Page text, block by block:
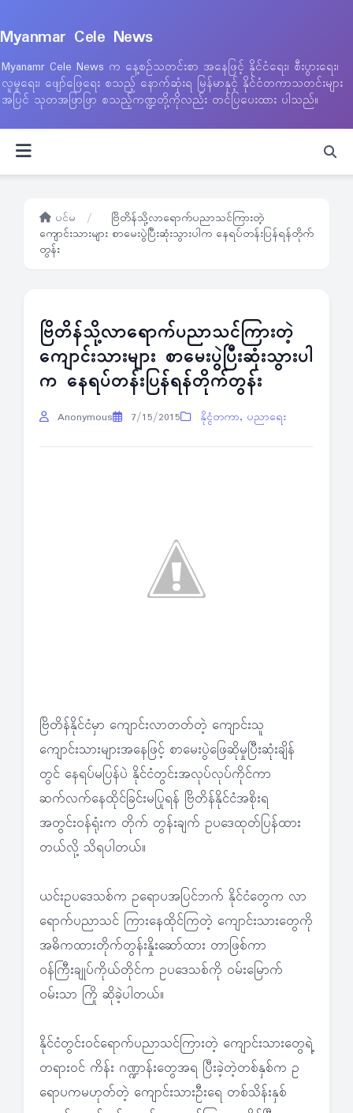
Myanmar Cele News
Myanamr Cele News က နေ့စဉ်သတင်းစာ အနေဖြင့် နိုင်ငံရေး၊ စီးပွားရေး၊
လူမှုရေး၊ ဖျော်ဖြေရေး စသည့် နောက်ဆုံးရ မြန်မာနှင့် နိုင်ငံတကာသတင်းများ
အပြင် သုတအဖြာဖြာ စသည့်ကဏ္ဍတို့ကိုလည်း တင်ပြပေးထား ပါသည်။
ပင်မ /
ဗြိတိန်သို့လာရောက်ပညာသင်ကြားတဲ့
ကျောင်းသားများ စာမေးပွဲပြီးဆုံးသွားပါက နေရပ်တန်းပြန်ရန်တိုက်
တွန်း
ဗြိတိန်သို့လာရောက်ပညာသင်ကြားတဲ့
ကျောင်းသားများ စာမေးပွဲပြီးဆုံးသွားပါ
က နေရပ်တန်းပြန်ရန်တိုက်တွန်း
Anonymous 7/15/2015 နိုင္ငံတကာ, ပညာရေး
ဗြိတိန်နိုင်ငံမှာ ကျောင်းလာတတ်တဲ့ ကျောင်းသူ
ကျောင်းသားများအနေဖြင့် စာမေးပွဲဖြေဆိုမှုပြီးဆုံးချိန်
တွင် နေရပ်မပြန်ပဲ နိုင်ငံတွင်းအလုပ်လုပ်ကိုင်ကာ
ဆက်လက်နေထိုင်ခြင်းမပြုရန် ဗြိတိန်နိုင်ငံအစိုးရ
အတွင်းဝန်ရုံးက တိုက် တွန်းချက် ဥပဒေထုတ်ပြန်ထား
တယ်လို့ သိရပါတယ်။
ယင်းဥပဒေသစ်က ဥရောပအပြင်ဘက် နိုင်ငံတွေက လာ
ရောက်ပညာသင် ကြားနေထိုင်ကြတဲ့ ကျောင်းသားတွေကို
အဓိကထားတိုက်တွန်းနှိုးဆော်ထား တာဖြစ်ကာ
ဝန်ကြီးချုပ်ကိုယ်တိုင်က ဥပဒေသစ်ကို ဝမ်းမြောက်
ဝမ်းသာ ကြို ဆိုခဲ့ပါတယ်။
နိုင်ငံတွင်းဝင်ရောက်ပညာသင်ကြားတဲ့ ကျောင်းသားတွေရဲ့
တရားဝင် ကိန်း ဂဏ္ဍာန်းတွေအရ ပြီးခဲ့တဲ့တစ်နှစ်က ဥ
ရောပကမဟုတ်တဲ့ ကျောင်းသားဦးရေ တစ်သိန်းနှစ်